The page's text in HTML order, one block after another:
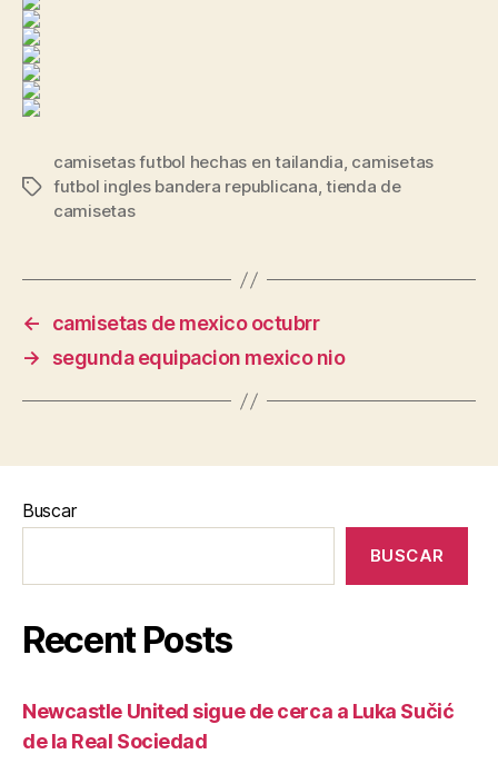
Etiquetas
camisetas futbol hechas en tailandia, camisetas
futbol ingles bandera republicana,tienda de
camisetas
←
camisetas de mexico octubrr
→
segunda equipacion mexico nio
Buscar
BUSCAR
Recent Posts
Newcastle United sigue de cerca a Luka Sučić
de la Real Sociedad